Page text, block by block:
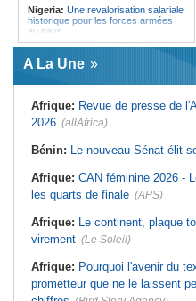
Nigeria: Une revalorisation salariale
historique pour les forces armées
au pays
Cameroun:Une campagne de
sensibilisation menée dans les
aéroports contre le trafic d'espèces
Mali:
Un journaliste condamné à un
an de prison au pays
Afrique:CAN féminine - La Côte
Maroc fera face à l'Afrique du Sud
Burkina Faso: RDP-RPP - Même
vision !
massacre du 28 septembre 2009,
Bienvenu Lamah promu général de
brigade
l'esclavage au coeur de la visite du
président en Jamaïque
A La Une
Afrique: Revue de presse de
2026 (allAfrica)
Bénin: Le nouveau Sénat élit
Afrique: CAN féminine 2026 -
les quarts de finale (APS)
Afrique: Le continent, plaque
virement (Le Soleil)
Afrique: Pourquoi l'avenir du
prometteur que ne le laissent